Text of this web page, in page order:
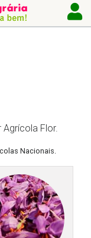
Flor.
Nacionais.